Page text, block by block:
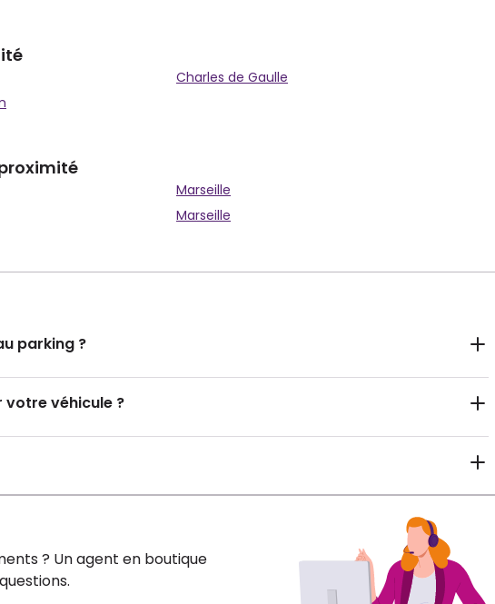
Charles de Gaulle
Marseille
Marseille
parking ?
véhicule ?
? Un agent en boutique